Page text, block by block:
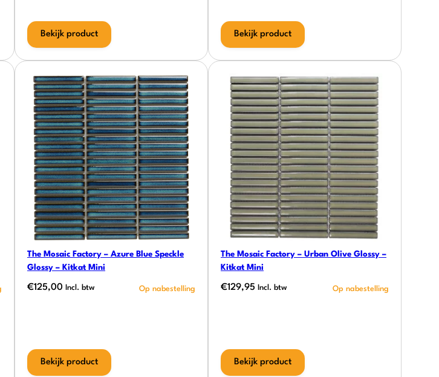
Bekijk product Bekijk product
The Mosaic Factory – Azure Blue Speckle
Glossy – Kitkat Mini
€125,00 Incl. btw
Bekijk product
The Mosaic Factory – Urban Olive Glossy –
Kitkat Mini
€129,95 Incl. btw
Bekijk product